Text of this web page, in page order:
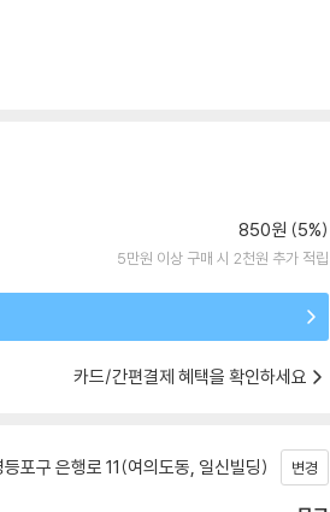
850원 (5%)
5만원 이상 구매 시 2천원 추가 적립
카드/간편결제 혜택을 확인하세요
포구 은행로 11(여의도동, 일신빌딩) 변경